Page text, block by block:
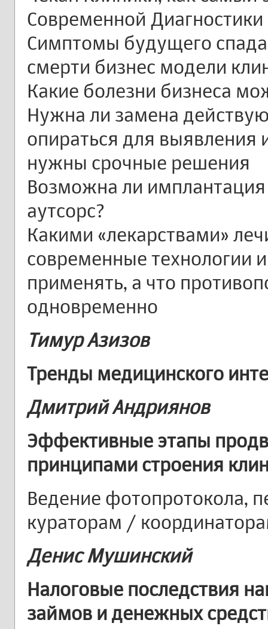
Современной Диагностики
Симптомы будущего
смерти бизнес модели
Какие болезни бизнеса
Нужна ли замена
опираться для выявления
нужны срочные решения
Возможна ли
аутсорс?
Какими «лекарствами»
современные технологии
применять, а что
одновременно
Тимур Азизов
Тренды медицинского
Дмитрий Андриянов
Эффективные этапы
принципами строения
Ведение фотопротокола,
кураторам /
Денис Мушинский
Налоговые последствия
займов и денежных